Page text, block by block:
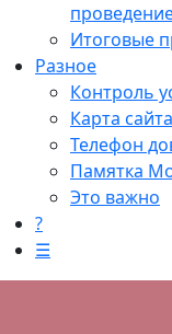
Итоговые
Разное
Контроль
Карта сайта
Телефон
Памятка
Это важно
?
☰